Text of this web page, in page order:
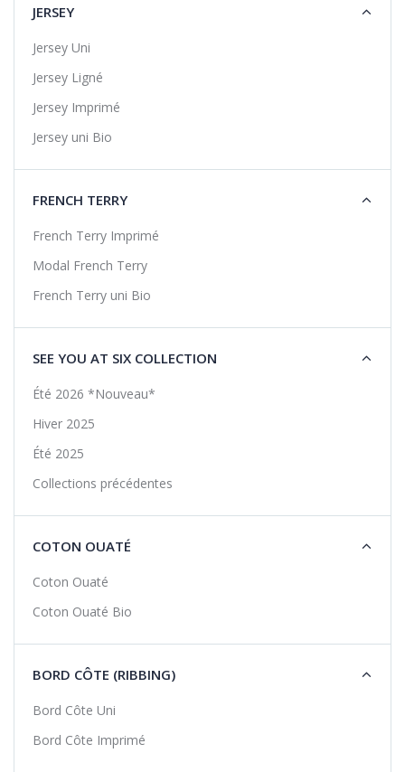
JERSEY
Jersey Uni
Jersey Ligné
Jersey Imprimé
Jersey uni Bio
FRENCH TERRY
French Terry Imprimé
Modal French Terry
French Terry uni Bio
SEE YOU AT SIX COLLECTION
Été 2026 *Nouveau*
Hiver 2025
Été 2025
Collections précédentes
COTON OUATÉ
Coton Ouaté
Coton Ouaté Bio
BORD CÔTE (RIBBING)
Bord Côte Uni
Bord Côte Imprimé